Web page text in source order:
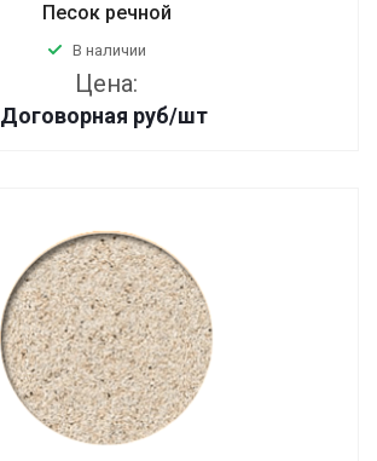
Песок речной
В наличии
Цена:
Договорная руб/шт